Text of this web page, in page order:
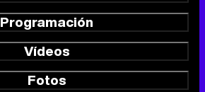
Programación
Vídeos
Fotos